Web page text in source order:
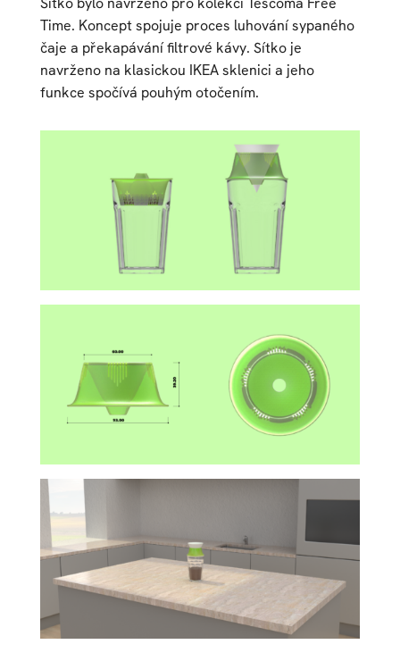
Time. Koncept spojuje proces luhování sypaného
čaje a překapávání filtrové kávy. Sítko je
navrženo na klasickou IKEA sklenici a jeho
funkce spočívá pouhým otočením.